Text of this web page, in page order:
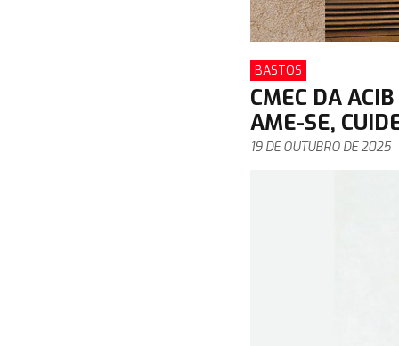
BASTOS
CMEC DA
AME-SE,
19 DE OUTUBRO DE 2025